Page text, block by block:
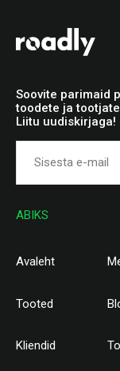
Soovite parimaid
toodete ja
Liitu uudiskirjaga!
ABIKS
Avaleht
Tooted
Kliendid